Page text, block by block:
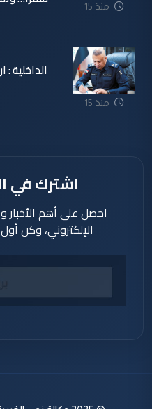
منذ 15
منذ 15
الداخلية
اشترك في
احصل على أهم الأخبار
الإلكتروني، وكن